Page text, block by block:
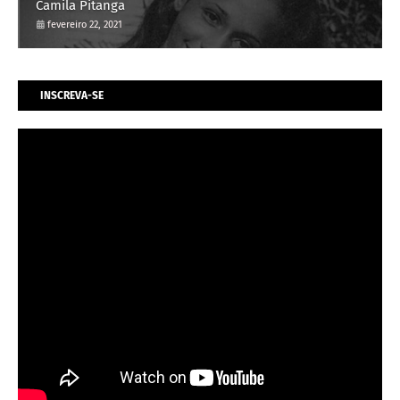
Camila Pitanga
fevereiro 22, 2021
INSCREVA-SE